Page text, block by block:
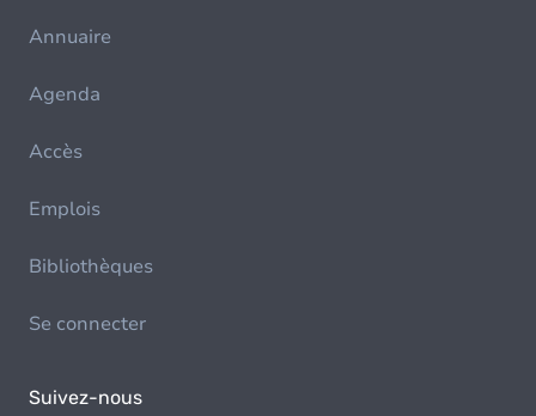
Annuaire
Agenda
Accès
Emplois
Bibliothèques
Se connecter
Suivez-nous